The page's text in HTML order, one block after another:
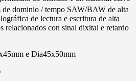
de dominio / tempo SAW/BAW de alta
de lectura e escritura de alta
relacionados con sinal dixital e retardo
e Dia45x50mm